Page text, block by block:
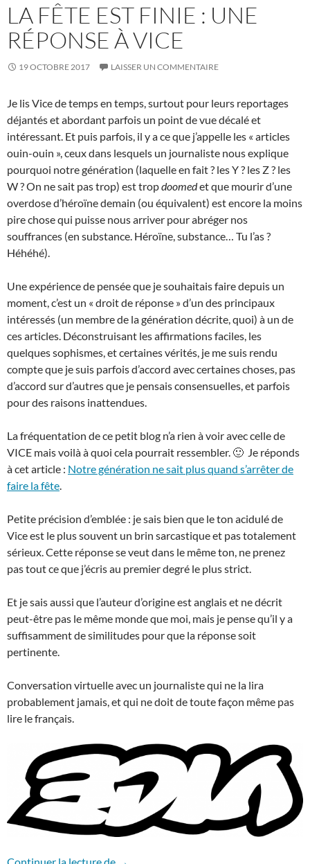
LA FÊTE EST FINIE : UNE
RÉPONSE À VICE
19 OCTOBRE 2017 LAISSER UN COMMENTAIRE
Je lis Vice de temps en temps, surtout pour leurs reportages
déjantés et abordant parfois un point de vue décalé et
intéressant. Et puis parfois, il y a ce que j’appelle les « articles
ouin-ouin », ceux dans lesquels un journaliste nous explique
pourquoi notre génération (laquelle en fait ? les Y ? les Z ? les
W ? On ne sait pas trop) est tropdoomedet que mourir d’une
overdose d’héroïne demain (ou équivalent) est encore la moins
pire chose qui puisse nous arriver pour abréger nos
souffrances (en substance. Héroïne, substance… Tu l’as ?
Héhéhé).
Une expérience de pensée que je souhaitais faire depuis un
moment, c’est un « droit de réponse » d’un des principaux
intéressés (un membre de la génération décrite, quoi) à un de
ces articles. Déconstruisant les affirmations faciles, les
quelques sophismes, et certaines vérités, je me suis rendu
compte que je suis parfois d’accord avec certaines choses, pas
d’accord sur d’autres que je pensais consensuelles, et parfois
pour des raisons inattendues.
La fréquentation de ce petit blog n’a rien à voir avec celle de
VICE mais voilà à quoi cela pourrait ressembler. 🙂 Je réponds
à cet article : Notre génération ne sait plus quand s’arrêter de
faire la fête.
Petite précision d’emblée : je sais bien que le ton acidulé de
Vice est le plus souvent un brin sarcastique et pas totalement
sérieux. Cette réponse se veut dans le même ton, ne prenez
pas tout ce que j’écris au premier degré le plus strict.
Et je sais aussi que l’auteur d’origine est anglais et ne décrit
peut-être pas le même monde que moi, mais je pense qu’il y a
suffisamment de similitudes pour que la réponse soit
pertinente.
Conversation virtuelle avec un journaliste qui ne la lira
probablement jamais, et qui ne doit de toute façon même pas
lire le français.
La fête est finie : Une réponse à VICE